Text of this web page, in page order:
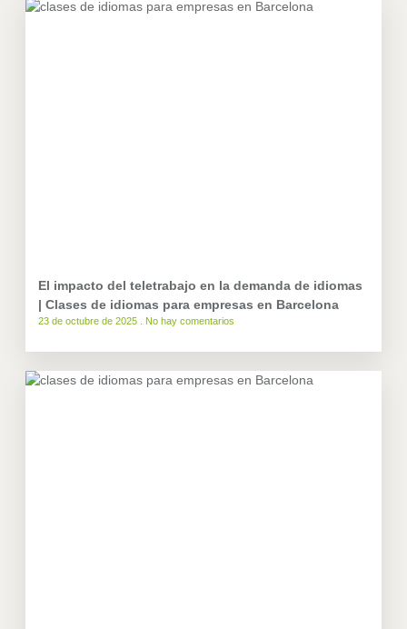
El impacto del teletrabajo en la demanda de idiomas
| Clases de idiomas para empresas en Barcelona
23 de octubre de 2025 No hay comentarios